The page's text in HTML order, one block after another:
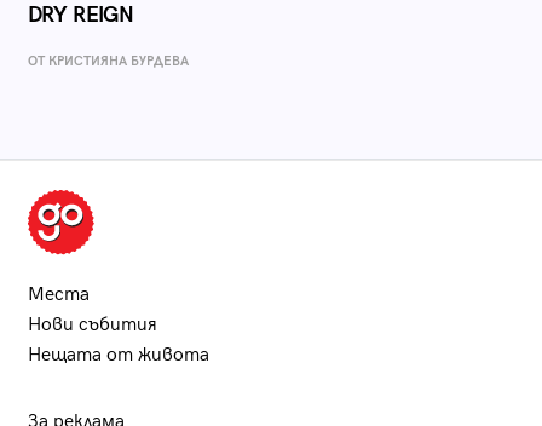
DRY REIGN
ОТ КРИСТИЯНА БУРДЕВА
Места
Нови събития
Нещата от живота